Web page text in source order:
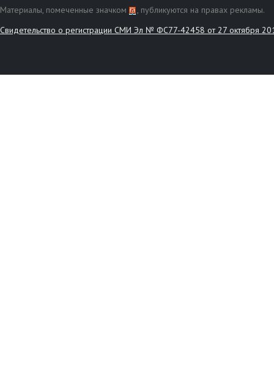
Материалы, помеченные значком
, публикуются на правах рекламы.
Свидетельство о регистрации СМИ Эл № ФС77-42458 от 27 октября